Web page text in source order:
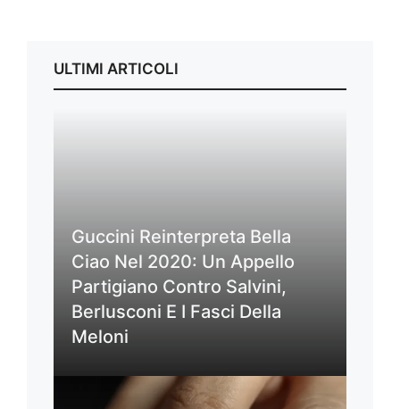
ULTIMI ARTICOLI
Guccini Reinterpreta Bella
Ciao Nel 2020: Un Appello
Partigiano Contro Salvini,
Berlusconi E I Fasci Della
Meloni